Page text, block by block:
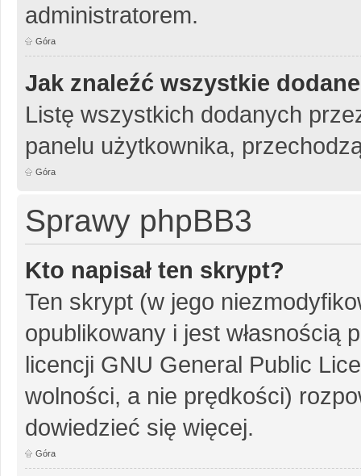
administratorem.
Góra
Jak znaleźć wszystkie
Listę wszystkich dodanych
panelu użytkownika,
Góra
Sprawy phpBB3
Kto napisał ten skrypt?
Ten skrypt (w jego
opublikowany i jest własnością
licencji GNU General Public
wolności, a nie prędkości)
dowiedzieć się więcej.
Góra